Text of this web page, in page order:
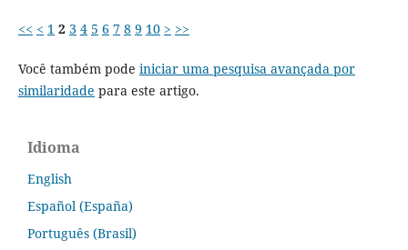
<< < 1 2 3 4 5 6 7 8 9 10 > >>
Você também pode iniciar uma pesquisa avançada por
similaridade para este artigo.
Idioma
English
Español (España)
Português (Brasil)